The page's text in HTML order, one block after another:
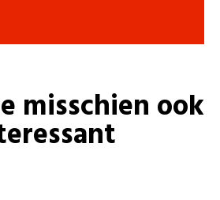
misschien ook